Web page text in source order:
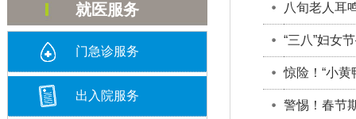
就医服务
门急诊服务
出入院服务
八旬老人耳
“三八”妇女
惊险！“小
警惕！春节